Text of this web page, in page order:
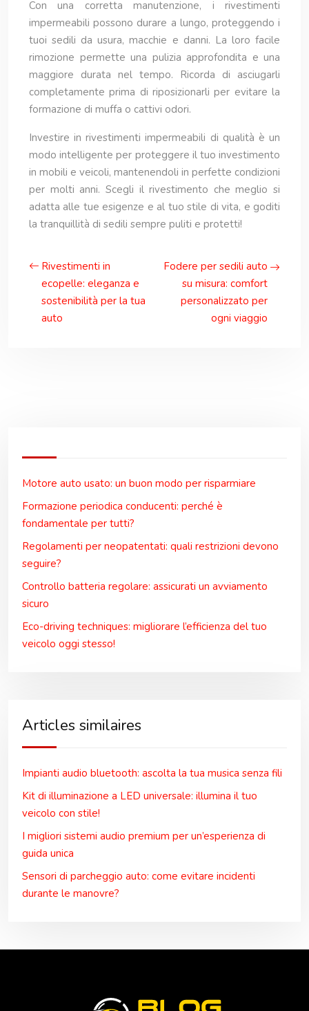
Con una corretta manutenzione, i rivestimenti
impermeabili possono durare a lungo, proteggendo i
tuoi sedili da usura, macchie e danni. La loro facile
rimozione permette una pulizia approfondita e una
maggiore durata nel tempo. Ricorda di asciugarli
completamente prima di riposizionarli per evitare la
formazione di muffa o cattivi odori.
Investire in rivestimenti impermeabili di qualità è un
modo intelligente per proteggere il tuo investimento
in mobili e veicoli, mantenendoli in perfette condizioni
per molti anni. Scegli il rivestimento che meglio si
adatta alle tue esigenze e al tuo stile di vita, e goditi
la tranquillità di sedili sempre puliti e protetti!
Rivestimenti in
ecopelle: eleganza e
sostenibilità per la tua
auto
Fodere per sedili auto
su misura: comfort
personalizzato per
ogni viaggio
Motore auto usato: un buon modo per risparmiare
Formazione periodica conducenti: perché è
fondamentale per tutti?
Regolamenti per neopatentati: quali restrizioni devono
seguire?
Controllo batteria regolare: assicurati un avviamento
sicuro
Eco-driving techniques: migliorare l’efficienza del tuo
veicolo oggi stesso!
Articles similaires
Impianti audio bluetooth: ascolta la tua musica senza fili
Kit di illuminazione a LED universale: illumina il tuo
veicolo con stile!
I migliori sistemi audio premium per un’esperienza di
guida unica
Sensori di parcheggio auto: come evitare incidenti
durante le manovre?